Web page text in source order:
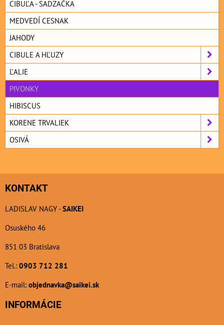
CIBUĽA - SADZAČKA
MEDVEDÍ CESNAK
JAHODY
CIBULE A HĽUZY
ĽALIE
PIVONKY
HIBISCUS
KORENE TRVALIEK
OSIVÁ
KONTAKT
LADISLAV NAGY -SAIKEI
Osuského 46
851 03 Bratislava
Tel.: 0903 712 281
E-mail: objednavka@saikei.sk
INFORMÁCIE